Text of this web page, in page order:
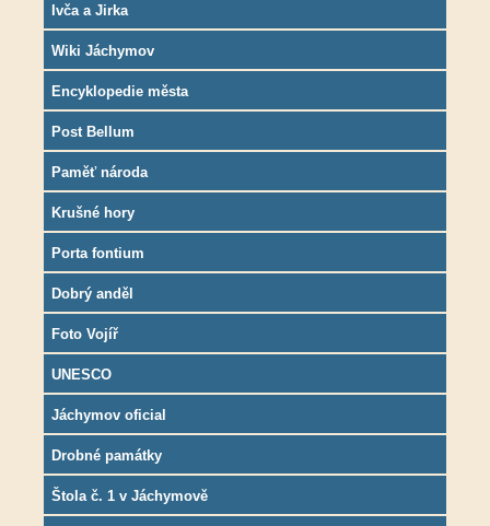
Ivča a Jirka
Wiki Jáchymov
Encyklopedie města
Post Bellum
Paměť národa
Krušné hory
Porta fontium
Dobrý anděl
Foto Vojíř
UNESCO
Jáchymov oficial
Drobné památky
Štola č. 1 v Jáchymově